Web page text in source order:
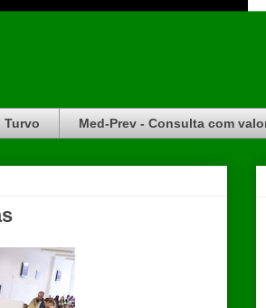
Turvo Med-Prev - Consulta com